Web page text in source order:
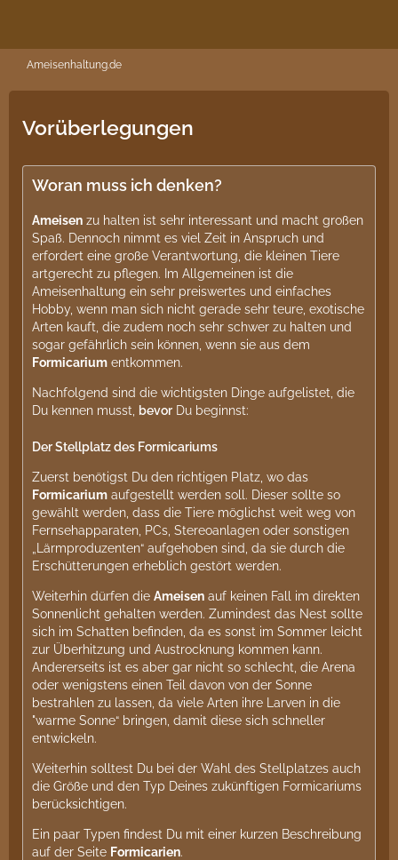
Ameisenhaltung.de
Vorüberlegungen
Woran muss ich denken?
Ameisen zu halten ist sehr interessant und macht großen
Spaß. Dennoch nimmt es viel Zeit in Anspruch und
erfordert eine große Verantwortung, die kleinen Tiere
artgerecht zu pflegen. Im Allgemeinen ist die
Ameisenhaltung ein sehr preiswertes und einfaches
Hobby, wenn man sich nicht gerade sehr teure, exotische
Arten kauft, die zudem noch sehr schwer zu halten und
sogar gefährlich sein können, wenn sie aus dem
Formicarium entkommen.
Nachfolgend sind die wichtigsten Dinge aufgelistet, die
Du kennen musst,
bevor Du beginnst:
Der Stellplatz des Formicariums
Zuerst benötigst Du den richtigen Platz, wo das
Formicarium aufgestellt werden soll. Dieser sollte so
gewählt werden, dass die Tiere möglichst weit weg von
Fernsehapparaten, PCs, Stereoanlagen oder sonstigen
„Lärmproduzenten“ aufgehoben sind, da sie durch die
Erschütterungen erheblich gestört werden.
Weiterhin dürfen die Ameisen auf keinen Fall im direkten
Sonnenlicht gehalten werden. Zumindest das Nest sollte
sich im Schatten befinden, da es sonst im Sommer leicht
zur Überhitzung und Austrocknung kommen kann.
Andererseits ist es aber gar nicht so schlecht, die Arena
oder wenigstens einen Teil davon von der Sonne
bestrahlen zu lassen, da viele Arten ihre Larven in die
"warme Sonne“ bringen, damit diese sich schneller
entwickeln.
Weiterhin solltest Du bei der Wahl des Stellplatzes auch
die Größe und den Typ Deines zukünftigen Formicariums
berücksichtigen.
Ein paar Typen findest Du mit einer kurzen Beschreibung
auf der Seite Formicarien.